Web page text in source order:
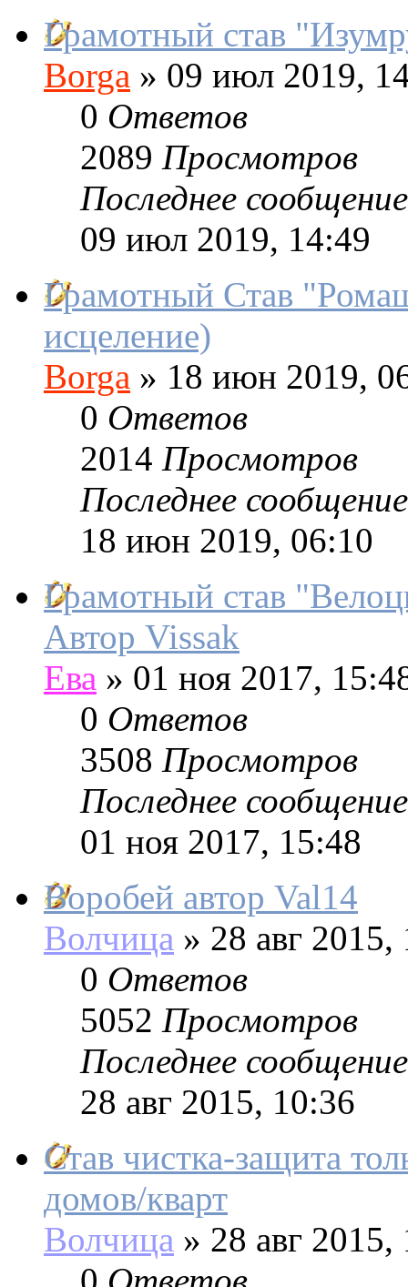
Грамотный став
Borga » 09 июл 2019,
0 Ответов
2089 Просмотров
Последнее сообщение
09 июл 2019, 14:49
Грамотный Став
исцеление)
Borga » 18 июн 2019,
0 Ответов
2014 Просмотров
Последнее сообщение
18 июн 2019, 06:10
Грамотный став
Автор Vissak
Ева » 01 ноя 2017,
0 Ответов
3508 Просмотров
Последнее сообщение
01 ноя 2017, 15:48
Воробей автор Val14
Волчица » 28 авг 2015,
0 Ответов
5052 Просмотров
Последнее сообщение
28 авг 2015, 10:36
Став чистка-защита
домов/кварт
Волчица » 28 авг 2015,